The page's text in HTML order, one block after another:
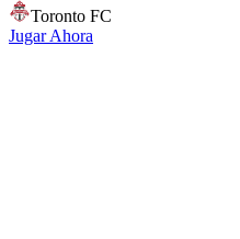
Toronto FC
Jugar Ahora